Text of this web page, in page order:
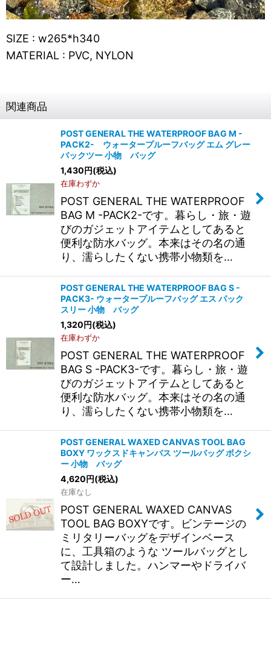
SIZE : w265*h340
MATERIAL : PVC, NYLON
関連商品
POST GENERAL THE WATERPROOF BAG M -
PACK2- ウォータープルーフバッグ エム グレー
パックツー 小物 バッグ
1,430円(税込)
在庫わずか
POST GENERAL THE WATERPROOF
BAG M -PACK2-です。暮らし・旅・遊
びのガジェットアイテムとしてあると
便利な防水バッグ。本来はその名の通
り、濡らしたくない携帯小物類を…
POST GENERAL THE WATERPROOF BAG S -
PACK3- ウォータープルーフバッグ エス パック
スリー 小物 バッグ
1,320円(税込)
在庫わずか
POST GENERAL THE WATERPROOF
BAG S -PACK3-です。暮らし・旅・遊
びのガジェットアイテムとしてあると
便利な防水バッグ。本来はその名の通
り、濡らしたくない携帯小物類を…
POST GENERAL WAXED CANVAS TOOL BAG
BOXY ワックスドキャンバス ツールバッグ ボクシ
ー 小物 バッグ
4,620円(税込)
在庫なし
POST GENERAL WAXED CANVAS
TOOL BAG BOXYです。ビンテージの
ミリタリーバッグをデザインベース
に、工具箱のような ツールバッグとし
て設計しました。ハンマーやドライバ
ー…